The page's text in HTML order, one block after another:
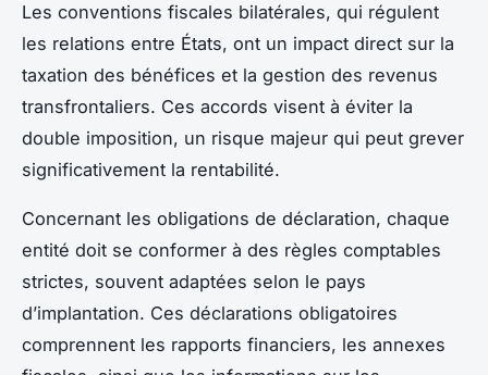
Les conventions fiscales bilatérales, qui régulent
les relations entre États, ont un impact direct sur la
taxation des bénéfices et la gestion des revenus
transfrontaliers. Ces accords visent à éviter la
double imposition, un risque majeur qui peut grever
significativement la rentabilité.
Concernant les obligations de déclaration, chaque
entité doit se conformer à des règles comptables
strictes, souvent adaptées selon le pays
d’implantation. Ces déclarations obligatoires
comprennent les rapports financiers, les annexes